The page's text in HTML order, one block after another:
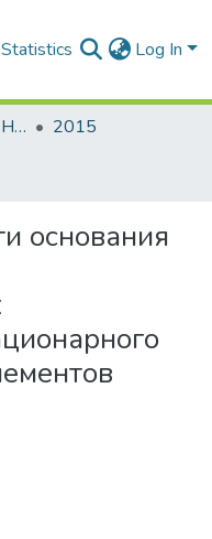
Statistics Log In
МАТЕРІАЛИ КОНФЕРЕНЦІЙ
2015
основания